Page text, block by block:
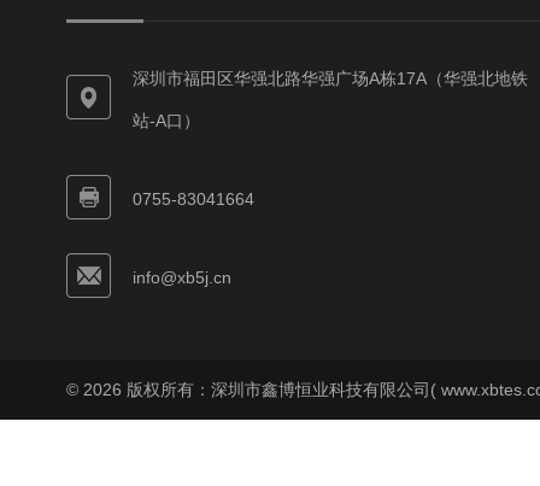
深圳市福田区华强北路华强广场A栋17A（华强北地铁
站-A口）
0755-83041664
info@xb5j.cn
© 2026 版权所有：深圳市鑫博恒业科技有限公司(